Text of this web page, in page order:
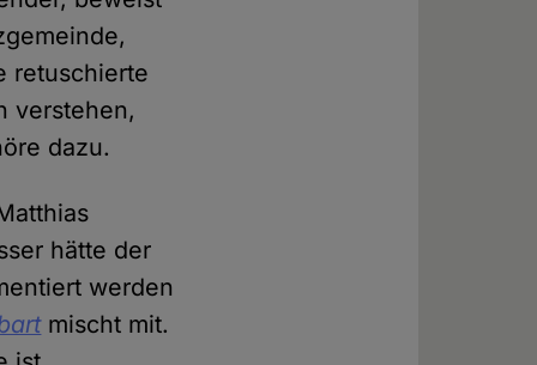
retuschierte
verstehen,
dazu.
hätte der
werden
mischt mit.